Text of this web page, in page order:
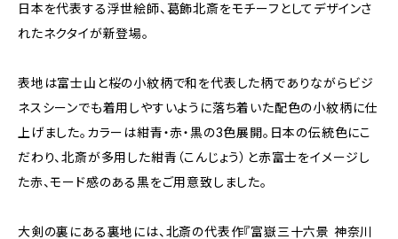
日本を代表する浮世絵師、葛飾北斎をモチーフとしてデザインさ
れたネクタイが新登場。
表地は富士山と桜の小紋柄で和を代表した柄でありながらビジ
ネスシーンでも着用しやすいように落ち着いた配色の小紋柄に仕
上げました。カラーは紺青・赤・黒の3色展開。日本の伝統色にこ
だわり、北斎が多用した紺青（こんじょう）と赤富士をイメージし
た赤、モード感のある黒をご用意致しました。
大剣の裏にある裏地には、北斎の代表作『富嶽三十六景 神奈川